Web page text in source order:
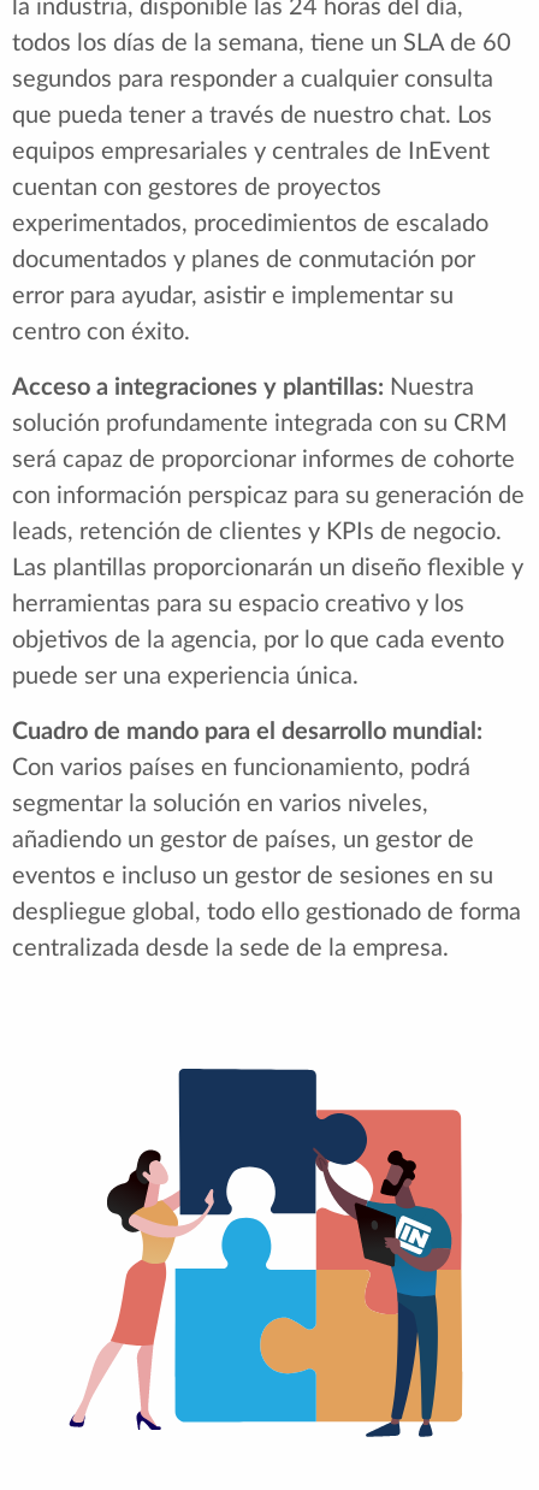
la industria, disponible las 24 horas del día,
todos los días de la semana, tiene un SLA de 60
segundos para responder a cualquier consulta
que pueda tener a través de nuestro chat. Los
equipos empresariales y centrales de InEvent
cuentan con gestores de proyectos
experimentados, procedimientos de escalado
documentados y planes de conmutación por
error para ayudar, asistir e implementar su
centro con éxito.
Acceso a integraciones y plantillas: Nuestra
solución profundamente integrada con su CRM
será capaz de proporcionar informes de cohorte
con información perspicaz para su generación de
leads, retención de clientes y KPIs de negocio.
Las plantillas proporcionarán un diseño flexible y
herramientas para su espacio creativo y los
objetivos de la agencia, por lo que cada evento
puede ser una experiencia única.
Cuadro de mando para el desarrollo mundial:
Con varios países en funcionamiento, podrá
segmentar la solución en varios niveles,
añadiendo un gestor de países, un gestor de
eventos e incluso un gestor de sesiones en su
despliegue global, todo ello gestionado de forma
centralizada desde la sede de la empresa.